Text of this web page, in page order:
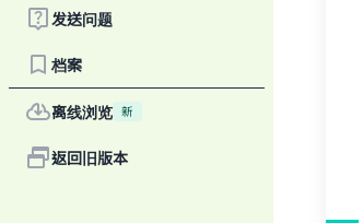
发送问题
档案
离线浏览 新
返回旧版本